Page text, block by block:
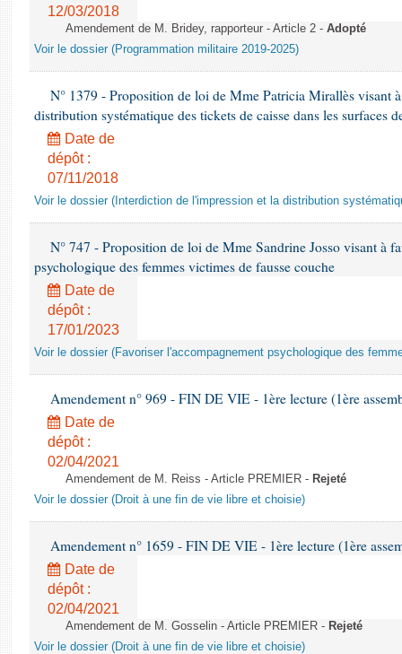
12/03/2018
Amendement de M. Bridey, rapporteur - Article 2 - Adopté
Voir le dossier (Programmation militaire 2019-2025)
N° 1379 - Proposition de loi de Mme Patricia Mirallès visant
distribution systématique des tickets de caisse dans les surfaces
Date de
dépôt :
07/11/2018
Voir le dossier (Interdiction de l'impression et la distribution
N° 747 - Proposition de loi de Mme Sandrine Josso visant à
psychologique des femmes victimes de fausse couche
Date de
dépôt :
17/01/2023
Voir le dossier (Favoriser l'accompagnement psychologique des
Amendement n° 969 - FIN DE VIE - 1ère lecture (1ère
Date de
dépôt :
02/04/2021
Amendement de M. Reiss - Article PREMIER - Rejeté
Voir le dossier (Droit à une fin de vie libre et choisie)
Amendement n° 1659 - FIN DE VIE - 1ère lecture (1ère
Date de
dépôt :
02/04/2021
Amendement de M. Gosselin - Article PREMIER - Rejeté
Voir le dossier (Droit à une fin de vie libre et choisie)